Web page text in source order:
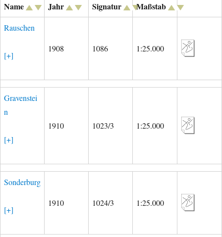
Name Jahr Signatur Maßstab
Rauschen
[+]
1908 1086 1:25.000
Gravenstei
n
[+]
1910 1023/3 1:25.000
Sonderburg
[+]
1910 1024/3 1:25.000